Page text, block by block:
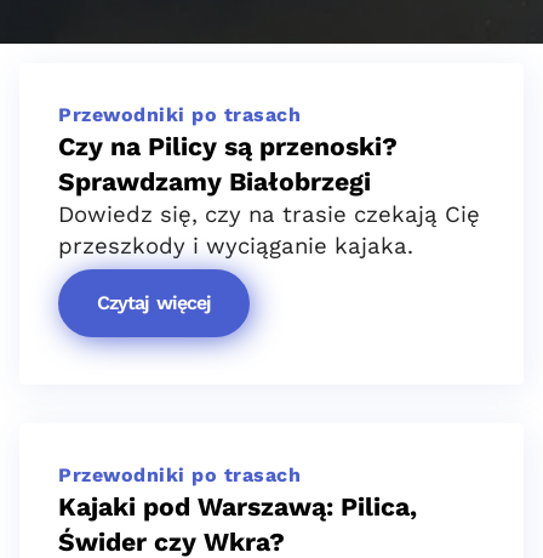
Przewodniki po trasach
Czy na Pilicy są przenoski?
Sprawdzamy Białobrzegi
Dowiedz się, czy na trasie czekają Cię
przeszkody i wyciąganie kajaka.
Czytaj więcej
Przewodniki po trasach
Kajaki pod Warszawą: Pilica,
Świder czy Wkra?